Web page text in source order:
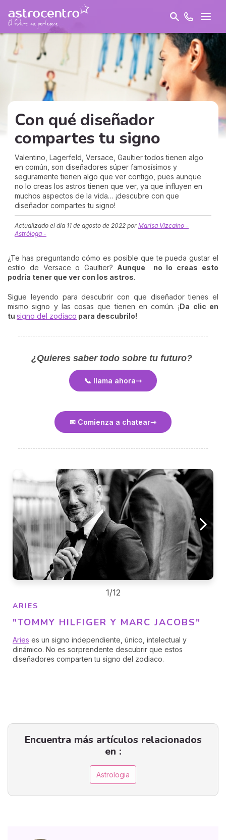
Con qué diseñador
compartes tu signo
Valentino, Lagerfeld, Versace, Gaultier todos tienen algo
en común, son diseñadores súper famosísimos y
seguramente tienen algo que ver contigo, pues aunque
no lo creas los astros tienen que ver, ya que influyen en
muchos aspectos de la vida… ¡descubre con que
diseñador compartes tu signo!
Actualizado el día 11 de agosto de 2022 por Marisa Vizcaíno -
Astróloga -
¿Te has preguntando cómo es posible que te pueda gustar el
estilo de Versace o Gaultier? Aunque no lo creas esto
podría tener que ver con los astros.
Sigue leyendo para descubrir con que diseñador tienes el
mismo signo y las cosas que tienen en común. ¡Da clic en
tu signo del zodiaco para descubrilo!
¿Quieres saber todo sobre tu futuro?
📞 llama ahora
✉ Comienza a chatear
ARIES
"TOMMY HILFIGER Y MARC JACOBS"
Aries es un signo independiente, único, intelectual y
dinámico. No es sorprendente descubrir que estos
diseñadores comparten tu signo del zodiaco.
1/12
Encuentra más artículos relacionados
en :
Astrologia